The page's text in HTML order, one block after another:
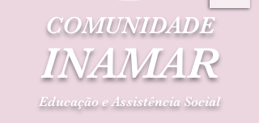
COMUNIDADE
INAMAR
Educação e Assistência Social